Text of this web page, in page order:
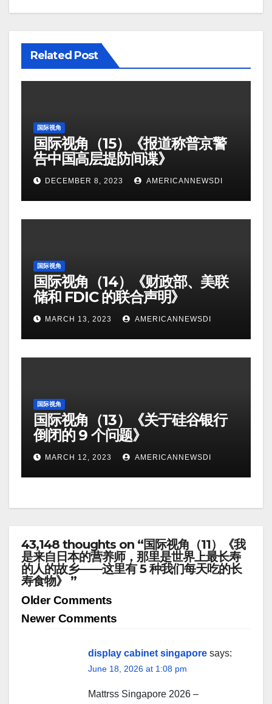
Related Post
国际视角
国际视角（15）《报道称普京警
告中国高层提防间谍》
DECEMBER 8, 2023 AMERICANNEWSDI
国际视角
国际视角（14）《财政部、美联
储和 FDIC 的联合声明》
MARCH 13, 2023 AMERICANNEWSDI
国际视角
国际视角（13）《关于硅谷银行
倒闭的 9 个问题》
MARCH 12, 2023 AMERICANNEWSDI
43,148 thoughts on “国际视角（11）《我
是来自日本的营养师，那里是世界上最长寿
的人的故乡——这里有 5 种我们每天吃的长
寿食物》 ”
Comment
navigation
Older Comments
Newer Comments
display cabinet singapore says:
June 18, 2026 at 1:08 pm
Mattrss Singapore 2026 –